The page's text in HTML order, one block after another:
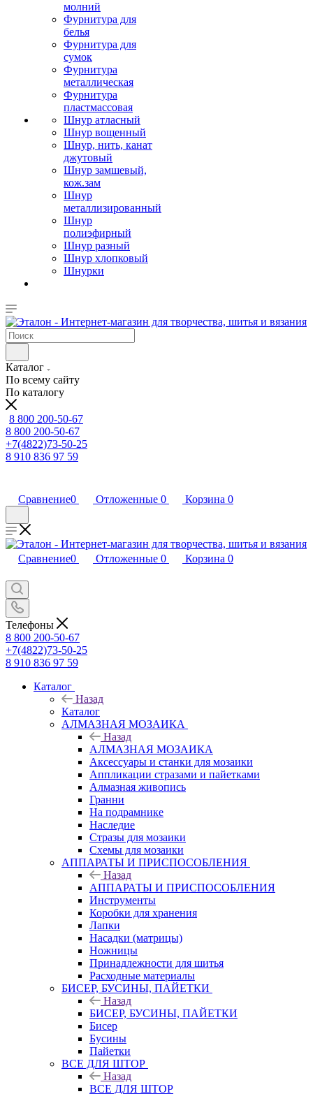
молний
Фурнитура для
белья
Фурнитура для
сумок
Фурнитура
металлическая
Фурнитура
пластмассовая
Шнур атласный
Шнур вощенный
Шнур, нить, канат
джутовый
Шнур замшевый,
кож.зам
Шнур
металлизированный
Шнур
полиэфирный
Шнур разный
Шнур хлопковый
Шнурки
Каталог
По всему сайту
По каталогу
8 800 200-50-67
8 800 200-50-67
+7(4822)73-50-25
8 910 836 97 59
Сравнение0 Отложенные 0 Корзина 0
Сравнение0 Отложенные 0 Корзина 0
Телефоны
8 800 200-50-67
+7(4822)73-50-25
8 910 836 97 59
Каталог
Назад
Каталог
АЛМАЗНАЯ МОЗАИКА
Назад
АЛМАЗНАЯ МОЗАИКА
Аксессуары и станки для мозаики
Аппликации стразами и пайетками
Алмазная живопись
Гранни
На подрамнике
Наследие
Стразы для мозаики
Схемы для мозаики
АППАРАТЫ И ПРИСПОСОБЛЕНИЯ
Назад
АППАРАТЫ И ПРИСПОСОБЛЕНИЯ
Инструменты
Коробки для хранения
Лапки
Насадки (матрицы)
Ножницы
Принадлежности для шитья
Расходные материалы
БИСЕР, БУСИНЫ, ПАЙЕТКИ
Назад
БИСЕР, БУСИНЫ, ПАЙЕТКИ
Бисер
Бусины
Пайетки
ВСЕ ДЛЯ ШТОР
Назад
ВСЕ ДЛЯ ШТОР